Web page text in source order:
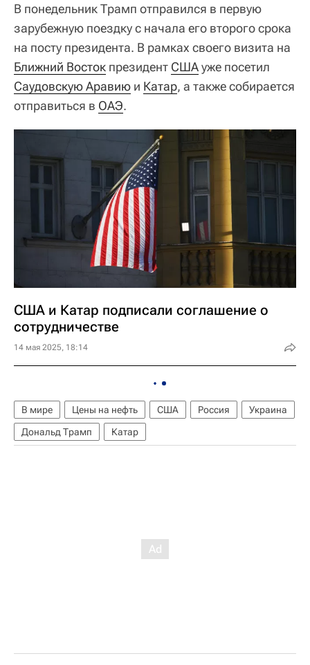
В понедельник Трамп отправился в первую
зарубежную поездку с начала его второго срока
на посту президента. В рамках своего визита на
Ближний Восток президент СШАуже посетил
Саудовскую Аравию и Катар, а также собирается
отправиться в ОАЭ.
США и Катар подписали соглашение о
сотрудничестве
14 мая 2025, 18:14
В мире Цены на нефть США Россия
Украина
Дональд Трамп
Катар